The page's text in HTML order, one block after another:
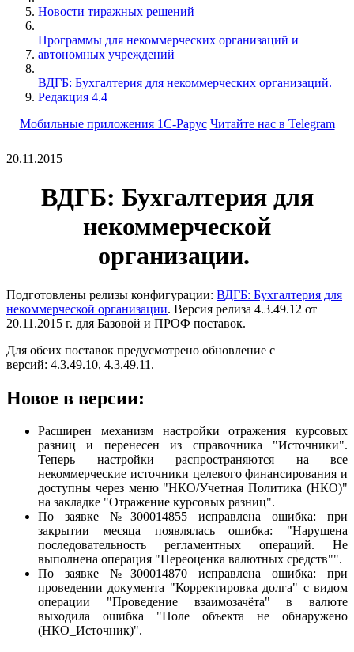
Новости тиражных решений
Программы для некоммерческих организаций и
автономных учреждений
ВДГБ: Бухгалтерия для некоммерческих организаций.
Редакция 4.4
Мобильные приложения 1С-Рарус Читайте нас в Telegram
20.11.2015
ВДГБ: Бухгалтерия для
некоммерческой
организации.
Подготовлены релизы конфигурации: ВДГБ: Бухгалтерия для
некоммерческой организации. Версия релиза 4.3.49.12 от
20.11.2015 г. для Базовой и ПРОФ поставок.
Для обеих поставок предусмотрено обновление с
версий: 4.3.49.10, 4.3.49.11.
Новое в версии:
Расширен механизм настройки отражения курсовых
разниц и перенесен из справочника "Источники".
Теперь настройки распространяются на все
некоммерческие источники целевого финансирования и
доступны через меню "НКО/Учетная Политика (НКО)"
на закладке "Отражение курсовых разниц".
По заявке №З00014855 исправлена ошибка: при
закрытии месяца появлялась ошибка: "Нарушена
последовательность регламентных операций. Не
выполнена операция "Переоценка валютных средств"".
По заявке №З00014870 исправлена ошибка: при
проведении документа "Корректировка долга" с видом
операции "Проведение взаимозачёта" в валюте
выходила ошибка "Поле объекта не обнаружено
(НКО_Источник)".